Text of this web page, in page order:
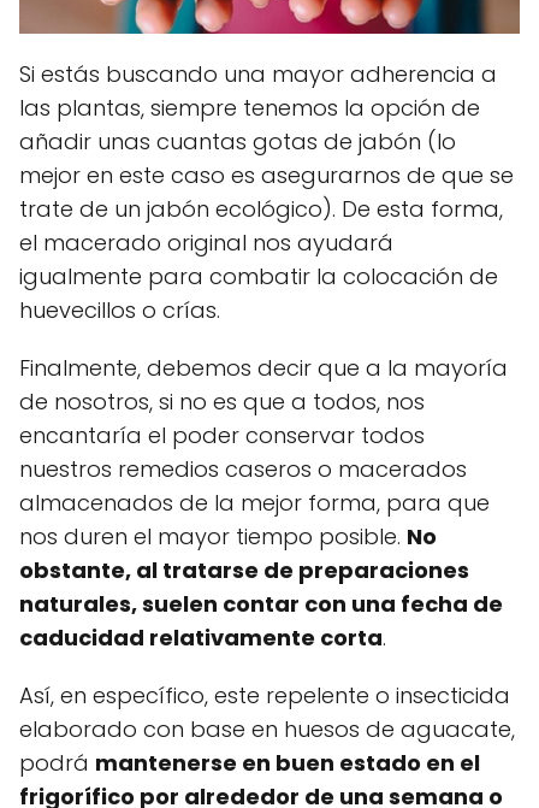
Si estás buscando una mayor adherencia a
las plantas, siempre tenemos la opción de
añadir unas cuantas gotas de jabón (lo
mejor en este caso es asegurarnos de que se
trate de un jabón ecológico). De esta forma,
el macerado original nos ayudará
igualmente para combatir la colocación de
huevecillos o crías.
Finalmente, debemos decir que a la mayoría
de nosotros, si no es que a todos, nos
encantaría el poder conservar todos
nuestros remedios caseros o macerados
almacenados de la mejor forma, para que
nos duren el mayor tiempo posible. No
obstante, al tratarse de preparaciones
naturales, suelen contar con una fecha de
caducidad relativamente corta.
Así, en específico, este repelente o insecticida
elaborado con base en huesos de aguacate,
podrá mantenerse en buen estado en el
frigorífico por alrededor de una semana o